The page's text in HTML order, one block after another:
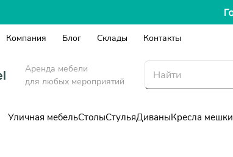
Компания Блог Склады Контакты
Аренда мебели
для любых мероприятий
Уличная мебельСтолыСтульяДиваныКресла мешки